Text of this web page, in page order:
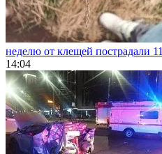
неделю от клещей пострадали
14:04